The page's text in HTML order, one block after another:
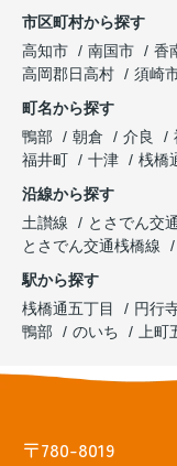
市区町村から探す
高知市
南国市 香
高岡郡日高村
須崎
町名から探す
鴨部
朝倉 介良
福井町
十津
桟橋
沿線から探す
土讃線
とさでん交
とさでん交通桟橋線
駅から探す
桟橋通五丁目
円行
鴨部
のいち 上町
〒780-8019